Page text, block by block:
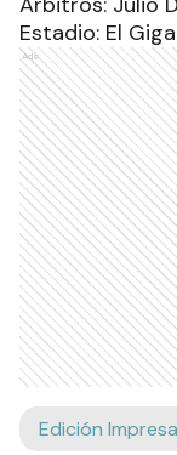
Estadio: El
Ads
Edición Impresa